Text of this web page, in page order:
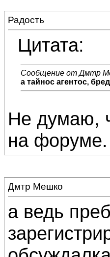
Радость
Цитата:
Сообщение от Дмтр
а тайнос агентос,
Не думаю,
на форуме.
Дмтр Мешко
а ведь